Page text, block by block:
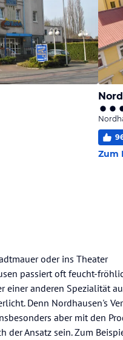
Zum
oder ins Theater
passiert oft feucht-
einer anderen Spezialität
Denn Nordhausen's
aber mit den
der Ansatz sein. Zum